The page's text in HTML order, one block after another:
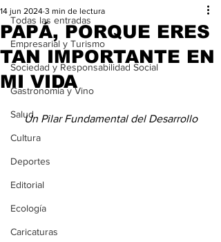
Todas las entradas
Empresarial y Turismo
Sociedad y Responsabilidad Social
Gastronomia y Vino
Salud
Cultura
Deportes
Editorial
Ecología
Caricaturas
PAPÁ, PORQUE ERES
TAN IMPORTANTE EN
MI VIDA
14 jun 2024 3 min de lectura
Un Pilar Fundamental del Desarrollo